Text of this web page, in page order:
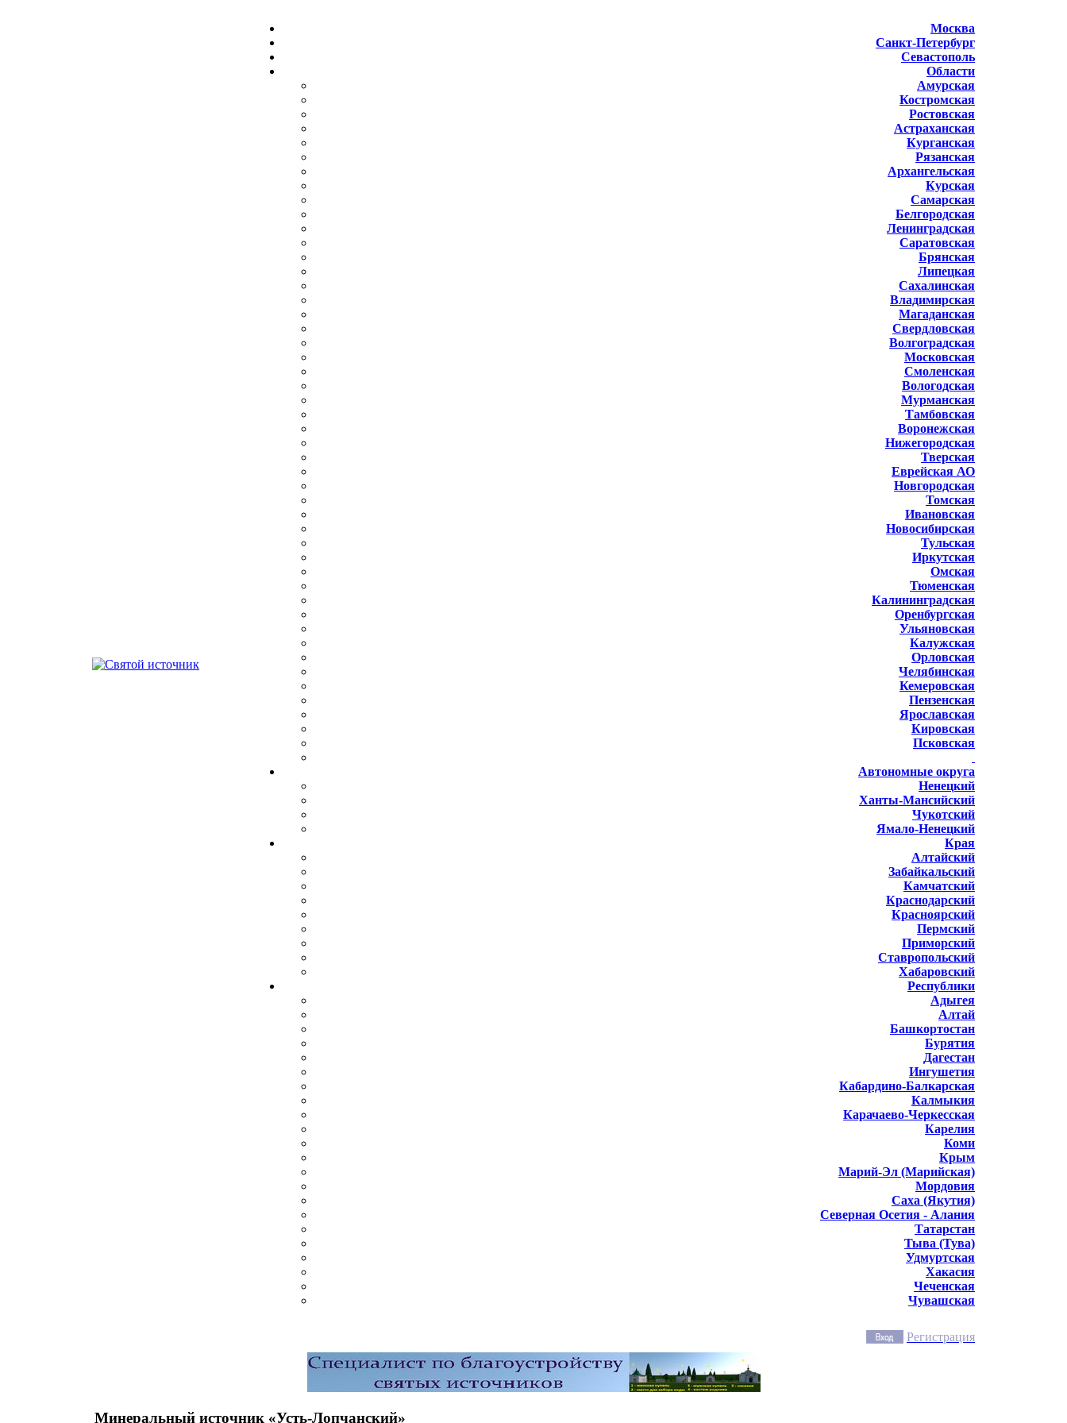
Москва
Санкт-Петербург
Севастополь
Области
Амурская
Костромская
Ростовская
Астраханская
Курганская
Рязанская
Архангельская
Курская
Самарская
Белгородская
Ленинградская
Саратовская
Брянская
Липецкая
Сахалинская
Владимирская
Магаданская
Свердловская
Волгоградская
Московская
Смоленская
Вологодская
Мурманская
Тамбовская
Воронежская
Нижегородская
Тверская
Еврейская АО
Новгородская
Томская
Ивановская
Новосибирская
Тульская
Иркутская
Омская
Тюменская
Калининградская
Оренбургская
Ульяновская
Калужская
Орловская
Челябинская
Кемеровская
Пензенская
Ярославская
Кировская
Псковская
Автономные округа
Ненецкий
Ханты-Мансийский
Чукотский
Ямало-Ненецкий
Края
Алтайский
Забайкальский
Камчатский
Краснодарский
Красноярский
Пермский
Приморский
Ставропольский
Хабаровский
Республики
Адыгея
Алтай
Башкортостан
Бурятия
Дагестан
Ингушетия
Кабардино-Балкарская
Калмыкия
Карачаево-Черкесская
Карелия
Коми
Крым
Марий-Эл (Марийская)
Мордовия
Саха (Якутия)
Северная Осетия - Алания
Татарстан
Тыва (Тува)
Удмуртская
Хакасия
Чеченская
Чувашская
Регистрация
Минеральный источник «Усть-Лопчанский»